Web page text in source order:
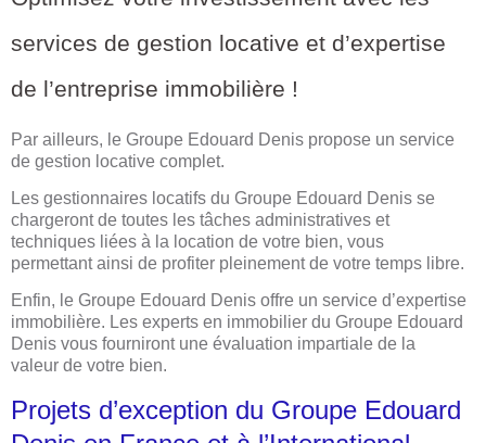
services de gestion locative et d’expertise
de l’entreprise immobilière !
Par ailleurs, le Groupe Edouard Denis propose un service
de gestion locative complet.
Les gestionnaires locatifs du Groupe Edouard Denis se
chargeront de toutes les tâches administratives et
techniques liées à la location de votre bien, vous
permettant ainsi de profiter pleinement de votre temps libre.
Enfin, le Groupe Edouard Denis offre un service d’expertise
immobilière. Les experts en immobilier du Groupe Edouard
Denis vous fourniront une évaluation impartiale de la
valeur de votre bien.
Projets d’exception du Groupe Edouard